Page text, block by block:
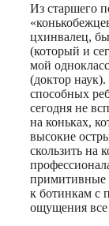
Из старшего
цхинвалец,
(который и
мой
(доктор
способных
сегодня не
на коньках,
высокие
скользить на
примитивные
к ботинкам с
ощущения